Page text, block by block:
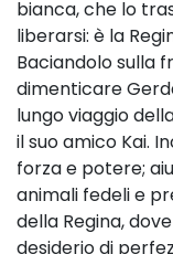
bianca, che lo
liberarsi: è la
Baciandolo sulla
dimenticare
lungo viaggio
il suo amico Kai.
forza e potere;
animali fedeli e
della Regina,
desiderio di